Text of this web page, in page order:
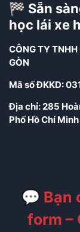
🏁 Sẵn
học lái xe
CÔNG TY TNHH
GÒN
Mã số ĐKKD:
Địa chỉ: 285
Phố Hồ Chí Minh
💬 Bạn
form –